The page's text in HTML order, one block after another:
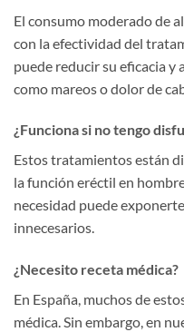
El consumo moderado de
con la efectividad del
puede reducir su eficacia
como mareos o dolor de
¿Funciona si no tengo
Estos tratamientos están
la función eréctil en
necesidad puede
innecesarios.
¿Necesito receta médica?
En España, muchos de
médica. Sin embargo, en